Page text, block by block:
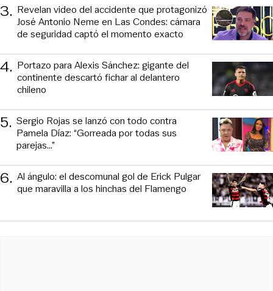
3. Revelan video del accidente que protagonizó
José Antonio Neme en Las Condes: cámara
de seguridad captó el momento exacto
4. Portazo para Alexis Sánchez: gigante del
continente descartó fichar al delantero
chileno
5. Sergio Rojas se lanzó con todo contra
Pamela Díaz: “Gorreada por todas sus
parejas…”
6. Al ángulo: el descomunal gol de Erick Pulgar
que maravilla a los hinchas del Flamengo